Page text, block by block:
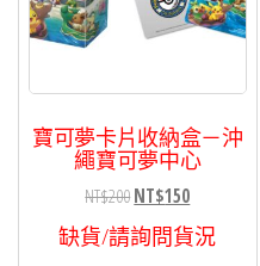
寶可夢卡片收納盒－沖
繩寶可夢中心
NT$200原
始
價
NT$150目
前
價
缺貨/請詢問貨況